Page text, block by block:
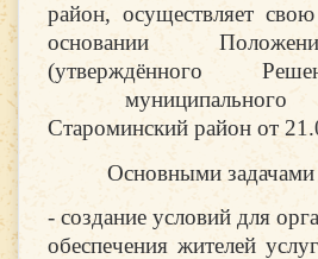
район, осуществляет
основании
(утверждённого
муниципального
Староминский район от
Основными задачами
- создание условий для
обеспечения жителей